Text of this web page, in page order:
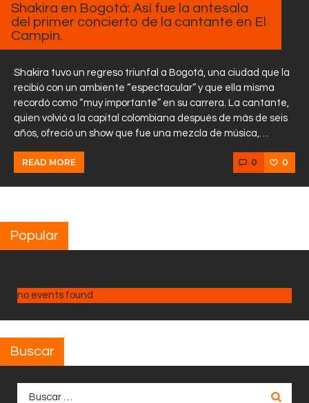
Shakira en Bogotá: Así fue la antesala
del primer concierto de la cantante en El
Campín.
Shakira tuvo un regreso triunfal a Bogotá, una ciudad que la
recibió con un ambiente “espectacular” y que ella misma
recordó como “muy importante” en su carrera. La cantante,
quien volvió a la capital colombiana después de más de seis
años, ofreció un show que fue una mezcla de música,…
READ MORE 0 0
Popular
no events found
Buscar